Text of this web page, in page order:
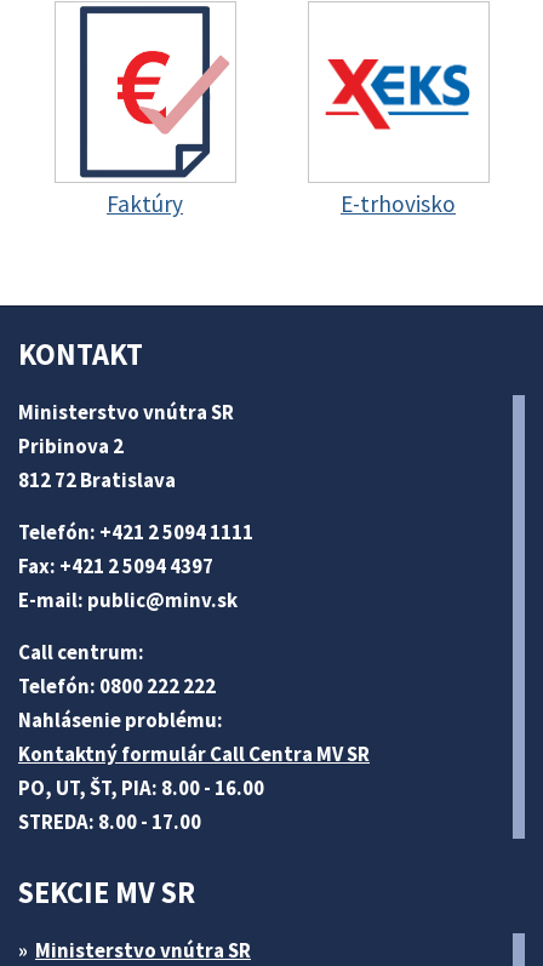
Faktúry E-trhovisko
KONTAKT
Ministerstvo vnútra SR
Pribinova 2
812 72 Bratislava
Telefón: +421 2 5094 1111
Fax: +421 2 5094 4397
E-mail: public@minv.sk
Call centrum:
Telefón: 0800 222 222
Nahlásenie problému:
Kontaktný formulár Call Centra MV SR
PO, UT, ŠT, PIA: 8.00 - 16.00
STREDA: 8.00 - 17.00
SEKCIE MV SR
Ministerstvo vnútra SR